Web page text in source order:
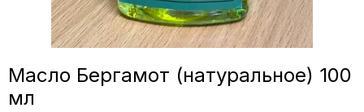
Масло Бергамот (натуральное) 100
мл